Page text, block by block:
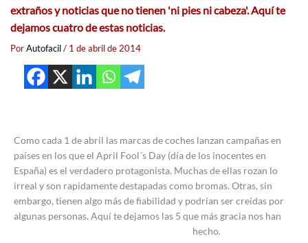
extraños y noticias que no tienen 'ni pies ni cabeza'. Aquí te
dejamos cuatro de estas noticias.
PorAutofacil/ 1 de abril de 2014
Como cada 1 de abril las marcas de coches lanzan campañas en
países en los que el April Fool´s Day (día de los inocentes en
España) es el verdadero protagonista. Muchas de ellas rozan lo
irreal y son rapidamente destapadas como bromas. Otras, sin
embargo, tienen algo más de fiabilidad y podrían ser creídas por
algunas personas. Aquí te dejamos las 5 que más gracia nos han
hecho.